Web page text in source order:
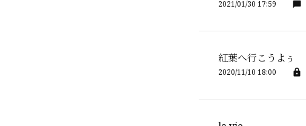
2021/01/30 17:59
紅葉へ行こうよぅ
2020/11/10 18:00